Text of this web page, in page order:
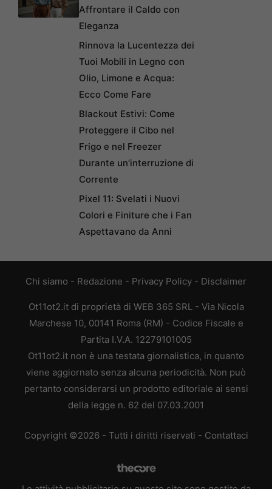
Affrontare il Caldo con
Eleganza
Rinnova la Lucentezza dei
Tuoi Mobili in Legno con
Olio, Limone e Acqua:
Ecco Come Fare
Blackout Estivi: Come
Proteggere il Cibo nel
Frigo e nel Freezer
Durante un’interruzione di
Corrente
Pixel 11: Svelati i Nuovi
Colori e Finiture che i Fan
Aspettavano da Anni
Chi siamo - Redazione - Privacy Policy - Disclaimer
Ot11ot2.it di proprietà di WEB 365 SRL - Via Nicola
Marchese 10, 00141 Roma (RM) - Codice Fiscale e
Partita I.V.A. 12279101005
Ot11ot2.it non è una testata giornalistica, in quanto
viene aggiornato senza alcuna periodicità. Non può
pertanto considerarsi un prodotto editoriale ai sensi
della legge n. 62 del 07.03.2001
Copyright ©2026 - Tutti i diritti riservati - Contattaci